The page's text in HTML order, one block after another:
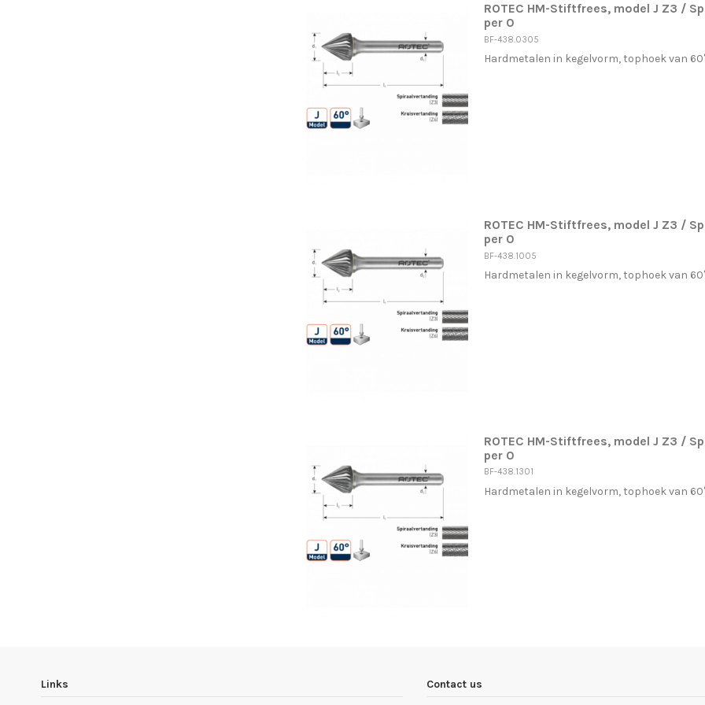
ROTEC HM-Stiftfrees, model J Z3 /
per 0
BF-438.0305
Hardmetalen in kegelvorm, tophoek van
ROTEC HM-Stiftfrees, model J Z3 /
per 0
BF-438.1005
Hardmetalen in kegelvorm, tophoek van
ROTEC HM-Stiftfrees, model J Z3 /
per 0
BF-438.1301
Hardmetalen in kegelvorm, tophoek van
Links Contact us